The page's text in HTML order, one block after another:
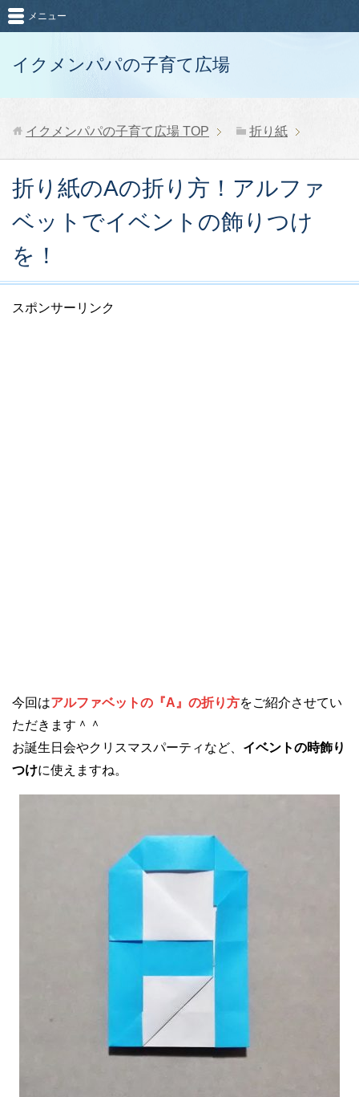
イクメンパパの子育て広場
メニュー
イクメンパパの子育て広場 TOP 折り紙
折り紙のAの折り方！アルファ
ベットでイベントの飾りつけ
を！
スポンサーリンク
今回はアルファベットの『A』の折り方をご紹介させてい
ただきます＾＾
お誕生日会やクリスマスパーティなど、 イベントの時飾り
つけに使えますね。